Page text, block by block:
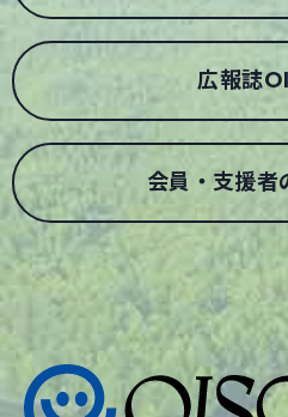
広報誌
会員・支援者